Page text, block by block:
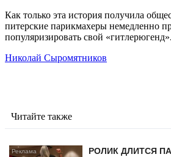
Как только эта история получила
питерские парикмахеры немедленно
популяризировать свой «гитлерюгенд».
Николай Сыромятников
Читайте также
РОЛИК ДЛИТСЯ